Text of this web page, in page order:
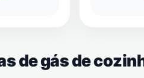
de gás de